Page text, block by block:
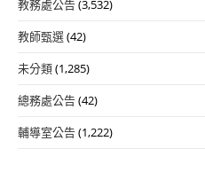
教務處公告(3,532)
教師甄選(42)
未分類(1,285)
總務處公告(42)
輔導室公告(1,222)